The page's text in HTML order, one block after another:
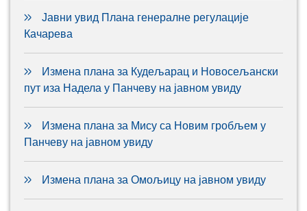
Јавни увид Плана генералне регулације
Качарева
Измена плана за Кудељарац и Новосељански
пут иза Надела у Панчеву на јавном увиду
Измена плана за Мису са Новим гробљем у
Панчеву на јавном увиду
Измена плана за Омољицу на јавном увиду